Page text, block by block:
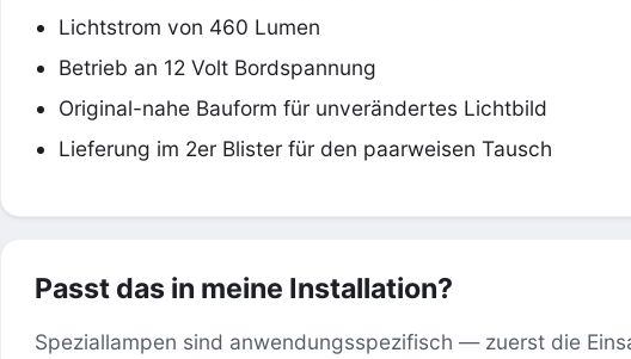
Lichtstrom von 460 Lumen
Betrieb an 12 Volt Bordspannung
Original-nahe Bauform für unverändertes Lichtbild
Lieferung im 2er Blister für den paarweisen Tausch
Passt das in meine Installation?
Speziallampen sind anwendungsspezifisch — zuerst die